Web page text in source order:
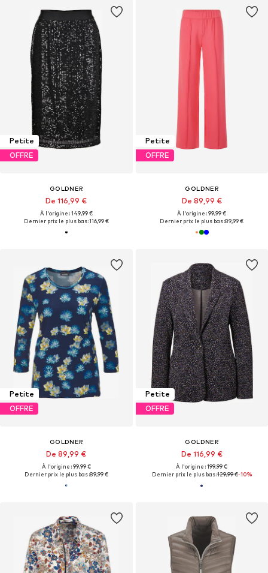
Petite
OFFRE
GOLDNER
De 116,99 €
À l'origine : 149,99 €
Dernier prix le plus bas :116,99 €
Petite
OFFRE
GOLDNER
De 89,99 €
À l'origine : 99,99 €
Dernier prix le plus bas :89,99 €
Petite
OFFRE
GOLDNER
De 89,99 €
À l'origine : 99,99 €
Dernier prix le plus bas :89,99 €
Petite
OFFRE
GOLDNER
De 116,99 €
À l'origine : 199,99 €
Dernier prix le plus bas :129,99 €-10%